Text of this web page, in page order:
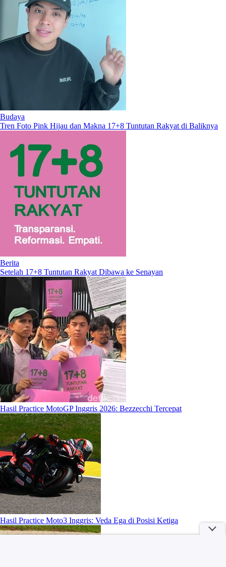
Budaya
Tren Foto Pink Hijau dan Makna 17+8 Tuntutan Rakyat di Baliknya
Berita
Setelah 17+8 Tuntutan Rakyat Dibawa ke Senayan
Hasil Practice MotoGP Inggris 2026: Bezzecchi Tercepat
Hasil Practice Moto3 Inggris: Veda Ega di Posisi Ketiga